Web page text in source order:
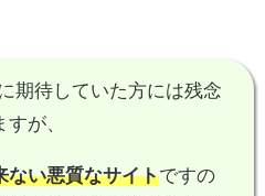
期待していた方には残念
が、
ない悪質なサイトですの